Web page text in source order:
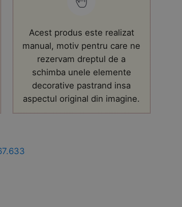
Acest produs este realizat
manual, motiv pentru care ne
rezervam dreptul de a
schimba unele elemente
decorative pastrand insa
aspectul original din imagine.